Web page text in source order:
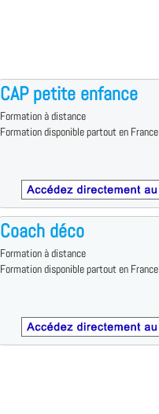
CAP petite enfance
Formation à distance
Formation disponible partout en France
Coach déco
Formation à distance
Formation disponible partout en France